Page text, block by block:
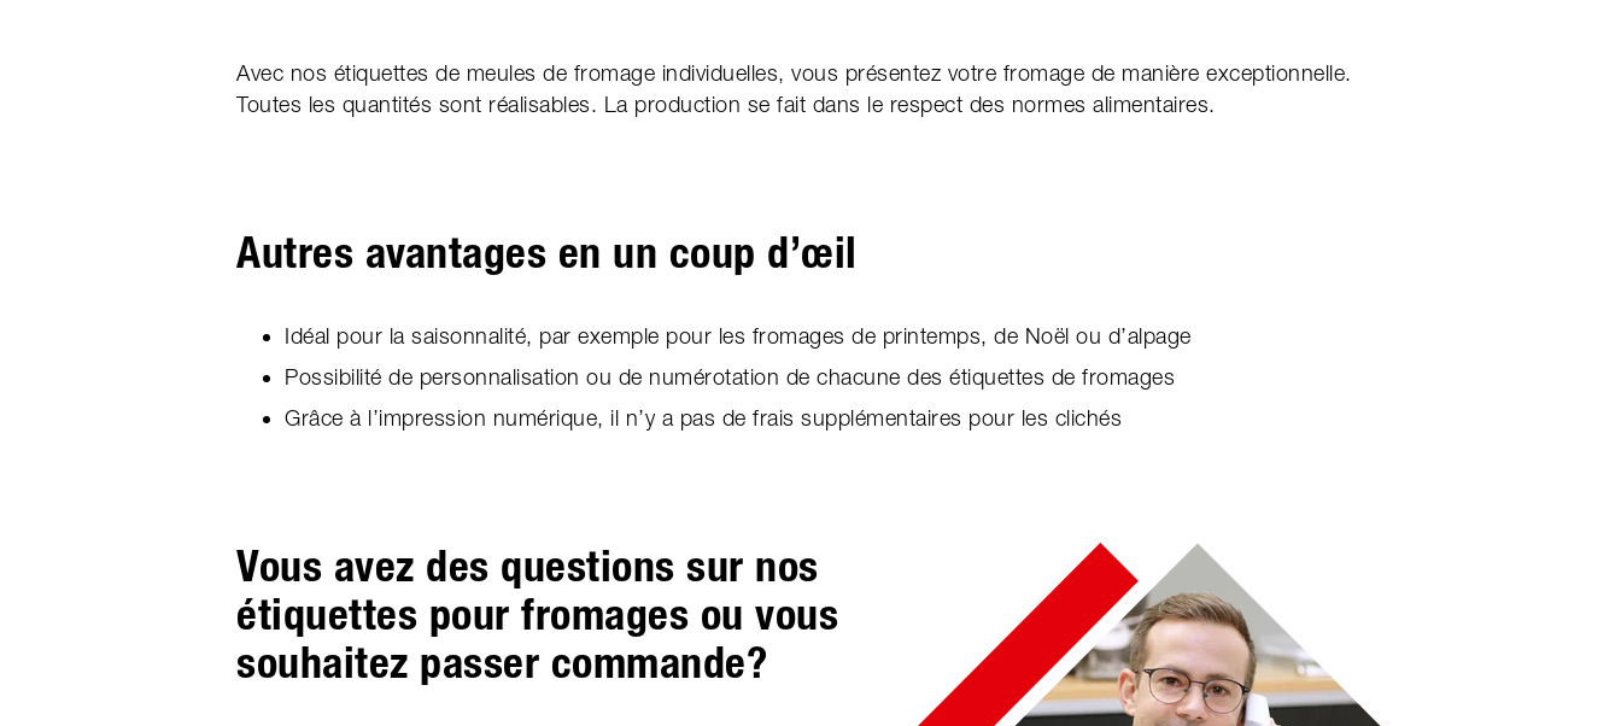
Avec nos étiquettes de meules de fromage individuelles, vous présentez votre fromage de manière exceptionnelle.
Toutes les quantités sont réalisables. La production se fait dans le respect des normes alimentaires.
Autres avantages en un coup d’œil
Idéal pour la saisonnalité, par exemple pour les fromages de printemps, de Noël ou d’alpage
Possibilité de personnalisation ou de numérotation de chacune des étiquettes de fromages
Grâce à l’impression numérique, il n’y a pas de frais supplémentaires pour les clichés
Vous avez des questions sur nos
étiquettes pour fromages ou vous
souhaitez passer commande?